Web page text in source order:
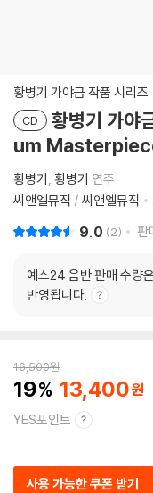
황병기 가야금 작품 시리즈
CD
황병기 가야
um
황병기 황병기 연주
씨앤엘뮤직 / 씨앤엘뮤직
9.0 2 판
예스24 음반 판매 수량은
반영됩니다.
16,500원
19 13,400
YES포인트
사용 가능한 쿠폰 받기